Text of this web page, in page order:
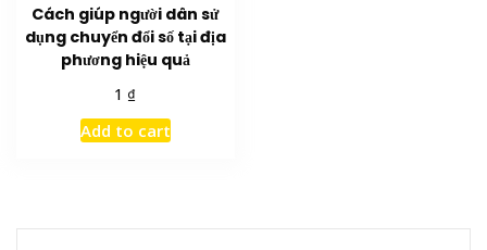
Cách giúp người dân sử
dụng chuyển đổi số tại địa
phương hiệu quả
1 ₫
Add to cart